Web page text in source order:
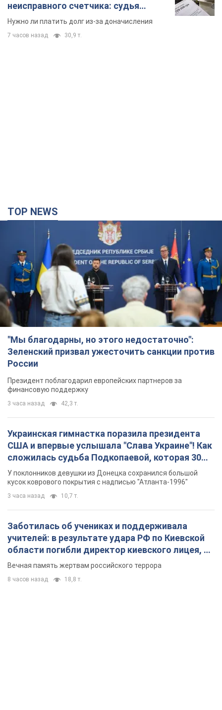
неисправного счетчика: судья
вынес неожиданное решение
Нужно ли платить долг из-за доначисления
7 часов назад 30,9 т.
TOP NEWS
"Мы благодарны, но этого недостаточно":
Зеленский призвал ужесточить санкции против
России
Президент поблагодарил европейских партнеров за
финансовую поддержку
3 часа назад 42,3 т.
Украинская гимнастка поразила президента
США и впервые услышала "Слава Украине"! Как
сложилась судьба Подкопаевой, которая 30
лет назад завоевала "золото" Олимпиады
У поклонников девушки из Донецка сохранился большой
кусок коврового покрытия с надписью "Атланта-1996"
3 часа назад 10,7 т.
Заботилась об учениках и поддерживала
учителей: в результате удара РФ по Киевской
области погибли директор киевского лицея, её
муж и внук
Вечная память жертвам российского террора
8 часов назад 18,8 т.